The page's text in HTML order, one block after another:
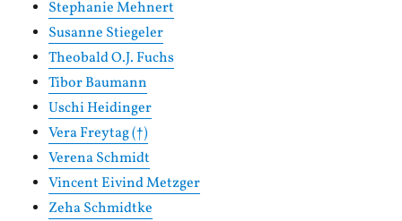
Stephanie Mehnert
Susanne Stiegeler
Theobald O.J. Fuchs
Tibor Baumann
Uschi Heidinger
Vera Freytag (†)
Verena Schmidt
Vincent Eivind Metzger
Zeha Schmidtke